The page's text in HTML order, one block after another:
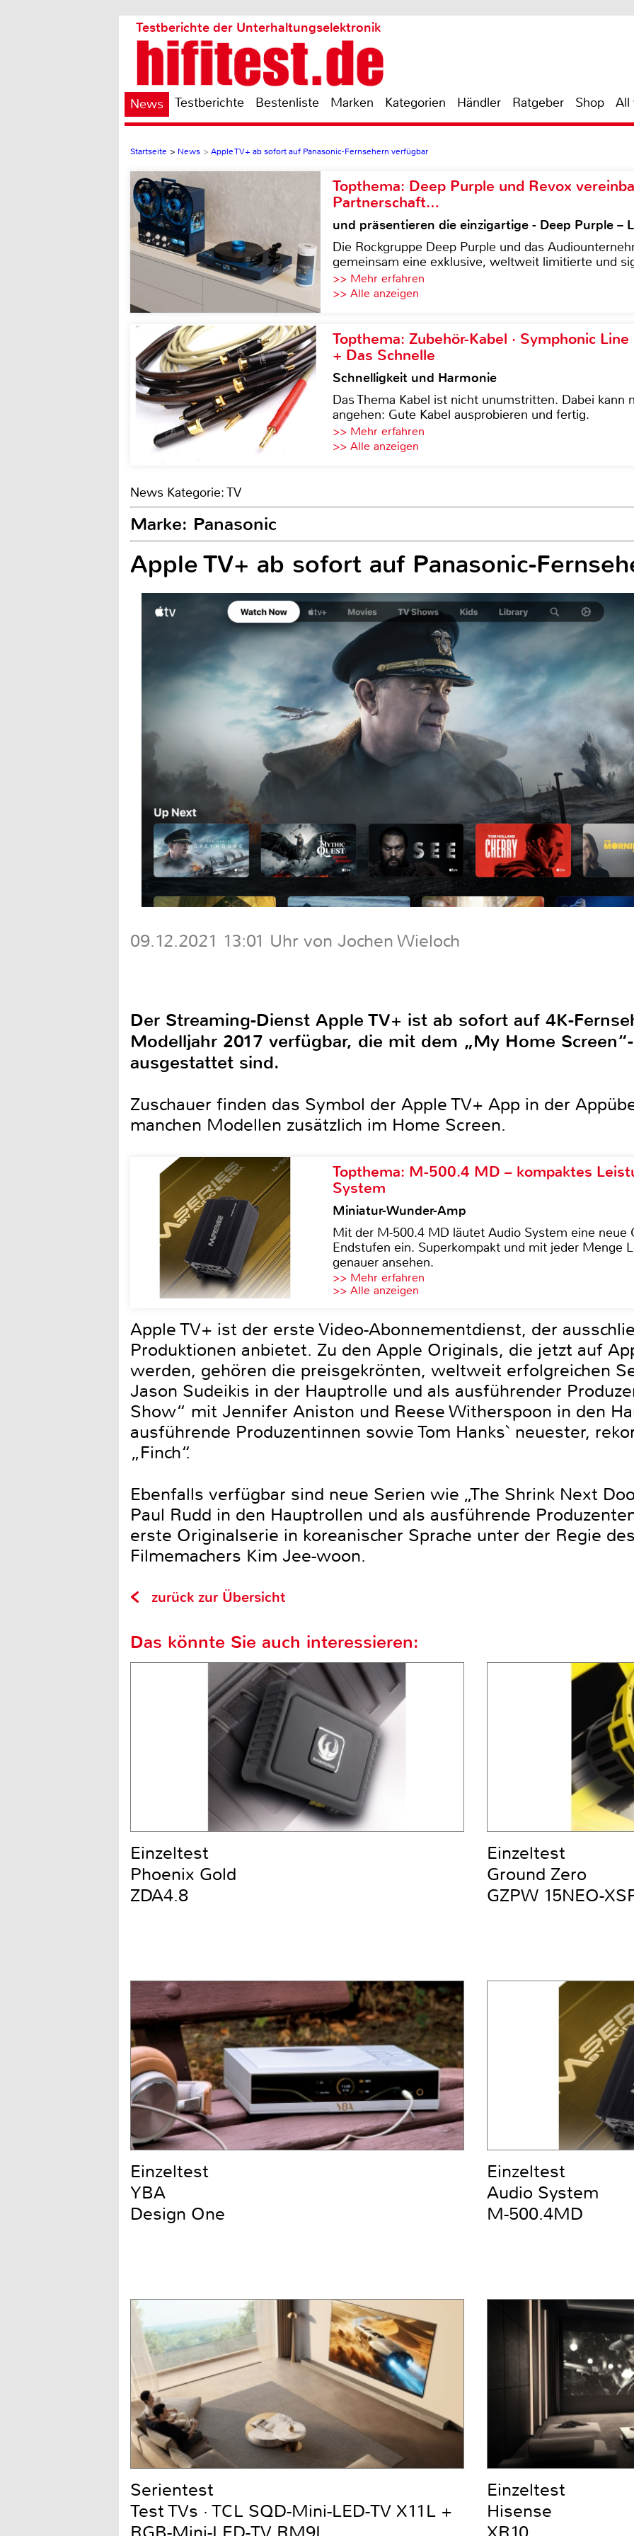
Testberichte der Unterhaltungselektronik
News Testberichte Bestenliste Marken Kategorien Händler Ratgeber Shop All
Startseite > News > Apple TV+ ab sofort auf Panasonic-Fernsehern verfügbar
Topthema: Deep Purple und Revox
Partnerschaft…
und präsentieren die einzigartige - Deep Purple –
Die Rockgruppe Deep Purple und das
gemeinsam eine exklusive, weltweit limitierte und
>> Mehr erfahren
>> Alle anzeigen
Topthema: Zubehör-Kabel · Symphonic
+ Das Schnelle
Schnelligkeit und Harmonie
Das Thema Kabel ist nicht unumstritten. Dabei kann
angehen: Gute Kabel ausprobieren und fertig.
>> Mehr erfahren
>> Alle anzeigen
News Kategorie: TV
Marke: Panasonic
Apple TV+ ab sofort auf Panasonic-
09.12.2021 13:01 Uhr von Jochen Wieloch
Der Streaming-Dienst Apple TV+ ist ab sofort auf 4K-
Modelljahr 2017 verfügbar, die mit dem „My Home
ausgestattet sind.
Zuschauer finden das Symbol der Apple TV+ App in der
manchen Modellen zusätzlich im Home Screen.
Topthema: M-500.4 MD – kompaktes
System
Miniatur-Wunder-Amp
Mit der M-500.4 MD läutet Audio System eine neue
Endstufen ein. Superkompakt und mit jeder Menge
genauer ansehen.
>> Mehr erfahren
>> Alle anzeigen
Apple TV+ ist der erste Video-Abonnementdienst, der
Produktionen anbietet. Zu den Apple Originals, die jetzt auf
werden, gehören die preisgekrönten, weltweit erfolgreichen
Jason Sudeikis in der Hauptrolle und als ausführender
Show“ mit Jennifer Aniston und Reese Witherspoon in den
ausführende Produzentinnen sowie Tom Hanks` neuester,
„Finch“.
Ebenfalls verfügbar sind neue Serien wie „The Shrink Next
Paul Rudd in den Hauptrollen und als ausführende
erste Originalserie in koreanischer Sprache unter der Regie
Filmemachers Kim Jee-woon.
zurück zur Übersicht
Das könnte Sie auch interessieren:
Einzeltest
Phoenix Gold
ZDA4.8
Einzeltest
Ground Zero
GZPW 15NEO-
Einzeltest
YBA
Design One
Einzeltest
Audio System
M-500.4MD
Serientest
Test TVs · TCL SQD-Mini-LED-TV X11L +
Einzeltest
Hisense